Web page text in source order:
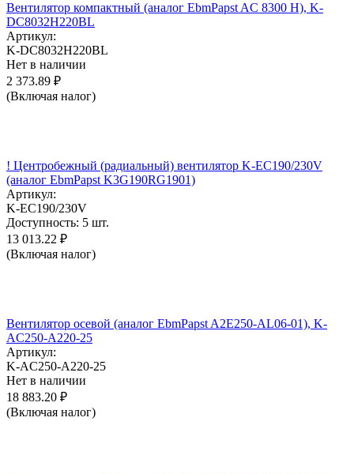
Вентилятор компактный (аналог EbmPapst AC 8300 H), K-
DC8032H220BL
Артикул:
K-DC8032H220BL
Нет в наличии
2 373.89 ₽
(Включая налог)
! Центробежный (радиальный) вентилятор K-EC190/230V
(аналог EbmPapst K3G190RG1901)
Артикул:
K-EC190/230V
Доступность: 5 шт.
13 013.22 ₽
(Включая налог)
Вентилятор осевой (аналог EbmPapst A2E250-AL06-01), K-
AC250-A220-25
Артикул:
K-AC250-A220-25
Нет в наличии
18 883.20 ₽
(Включая налог)